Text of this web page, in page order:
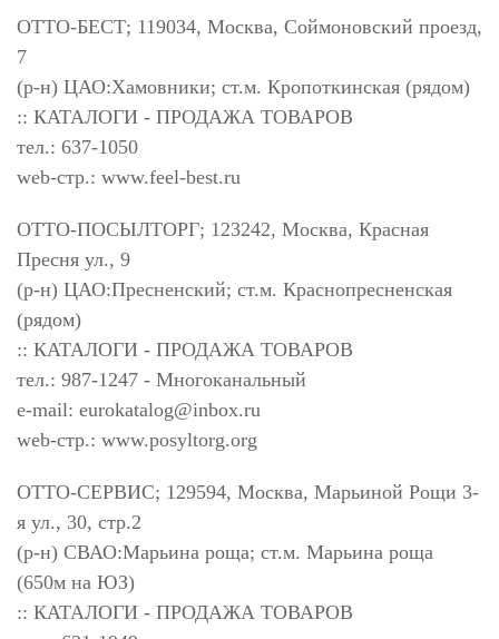
ОТТО-БЕСТ; 119034, Москва, Соймоновский проезд,
7
(р-н) ЦАО:Хамовники; ст.м. Кропоткинская (рядом)
:: КАТАЛОГИ - ПРОДАЖА ТОВАРОВ
тел.: 637-1050
web-стр.: www.feel-best.ru
ОТТО-ПОСЫЛТОРГ; 123242, Москва, Красная
Пресня ул., 9
(р-н) ЦАО:Пресненский; ст.м. Краснопресненская
(рядом)
:: КАТАЛОГИ - ПРОДАЖА ТОВАРОВ
тел.: 987-1247 - Многоканальный
e-mail: eurokatalog@inbox.ru
web-стр.: www.posyltorg.org
ОТТО-СЕРВИС; 129594, Москва, Марьиной Рощи 3-
я ул., 30, стр.2
(р-н) СВАО:Марьина роща; ст.м. Марьина роща
(650м на ЮЗ)
:: КАТАЛОГИ - ПРОДАЖА ТОВАРОВ